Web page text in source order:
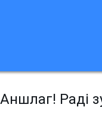
Раді